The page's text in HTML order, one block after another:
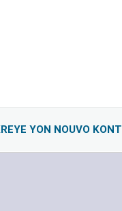
YON NOUVO KONT